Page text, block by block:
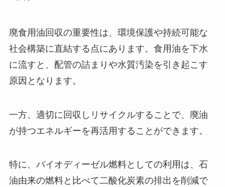
廃食用油回収の重要性は、環境保護や持続可能な
社会構築に直結する点にあります。食用油を下水
に流すと、配管の詰まりや水質汚染を引き起こす
原因となります。
一方、適切に回収しリサイクルすることで、廃油
が持つエネルギーを再活用することができます。
特に、バイオディーゼル燃料としての利用は、石
油由来の燃料と比べて二酸化炭素の排出を削減で